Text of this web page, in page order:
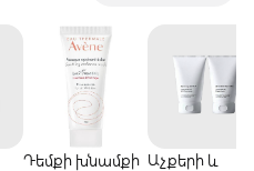
Դեմքի խնամքի Աչքերի և